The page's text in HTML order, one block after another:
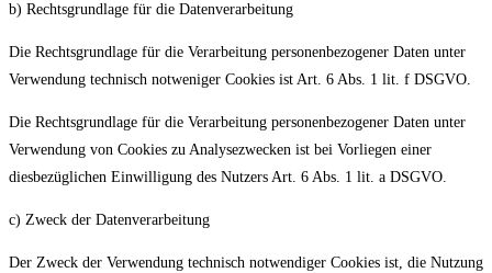
b) Rechtsgrundlage für die Datenverarbeitung
Die Rechtsgrundlage für die Verarbeitung personenbezogener Daten unter
Verwendung technisch notweniger Cookies ist Art. 6 Abs. 1 lit. f DSGVO.
Die Rechtsgrundlage für die Verarbeitung personenbezogener Daten unter
Verwendung von Cookies zu Analysezwecken ist bei Vorliegen einer
diesbezüglichen Einwilligung des Nutzers Art. 6 Abs. 1 lit. a DSGVO.
c) Zweck der Datenverarbeitung
Der Zweck der Verwendung technisch notwendiger Cookies ist, die Nutzung